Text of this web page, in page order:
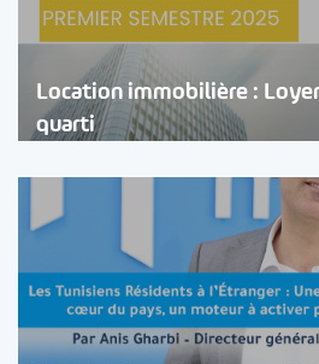
Location immobilière :
quarti